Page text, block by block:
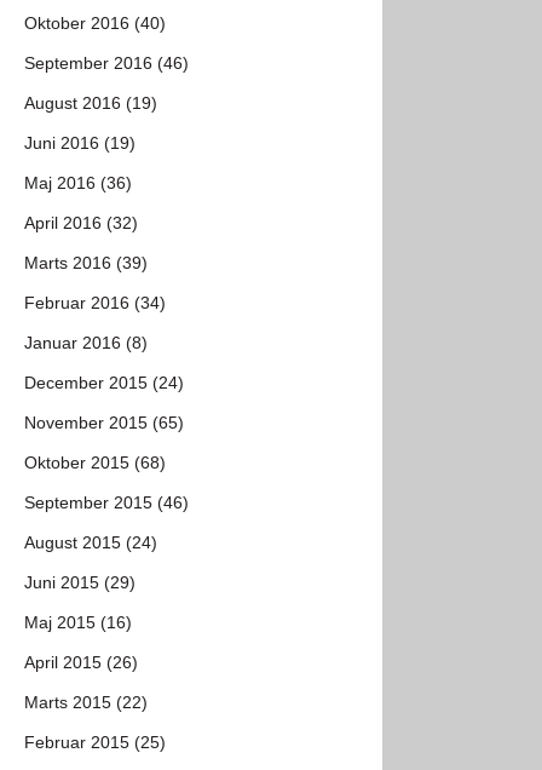
Oktober 2016 (40)
September 2016 (46)
August 2016 (19)
Juni 2016 (19)
Maj 2016 (36)
April 2016 (32)
Marts 2016 (39)
Februar 2016 (34)
Januar 2016 (8)
December 2015 (24)
November 2015 (65)
Oktober 2015 (68)
September 2015 (46)
August 2015 (24)
Juni 2015 (29)
Maj 2015 (16)
April 2015 (26)
Marts 2015 (22)
Februar 2015 (25)